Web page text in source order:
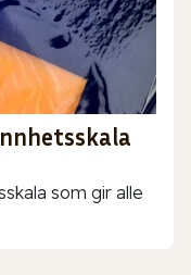
som gir alle